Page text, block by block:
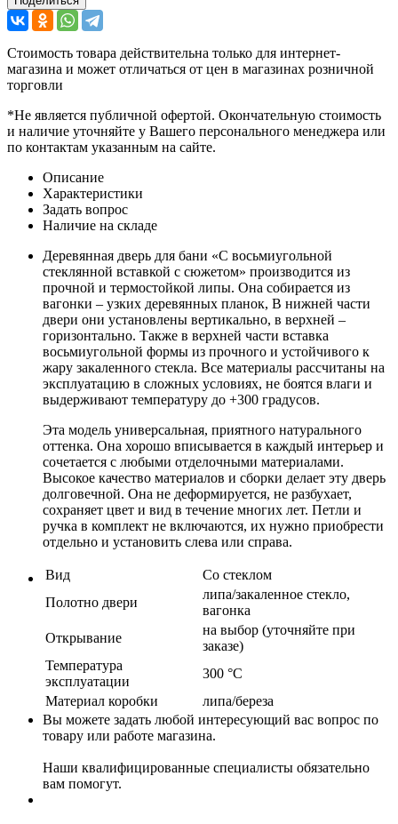
Стоимость товара действительна только для интернет-
магазина и может отличаться от цен в магазинах розничной
торговли
*Не является публичной офертой. Окончательную стоимость
и наличие уточняйте у Вашего персонального менеджера или
по контактам указанным на сайте.
Описание
Характеристики
Задать вопрос
Наличие на складе
Деревянная дверь для бани «С восьмиугольной
стеклянной вставкой с сюжетом» производится из
прочной и термостойкой липы. Она собирается из
вагонки – узких деревянных планок, В нижней части
двери они установлены вертикально, в верхней –
горизонтально. Также в верхней части вставка
восьмиугольной формы из прочного и устойчивого к
жару закаленного стекла. Все материалы рассчитаны на
эксплуатацию в сложных условиях, не боятся влаги и
выдерживают температуру до +300 градусов.
Эта модель универсальная, приятного натурального
оттенка. Она хорошо вписывается в каждый интерьер и
сочетается с любыми отделочными материалами.
Высокое качество материалов и сборки делает эту дверь
долговечной. Она не деформируется, не разбухает,
сохраняет цвет и вид в течение многих лет. Петли и
ручка в комплект не включаются, их нужно приобрести
отдельно и установить слева или справа.
Вид
Со стеклом
Полотно двери
липа/закаленное стекло,
вагонка
Открывание
на выбор (уточняйте при
заказе)
Температура
эксплуатации
300 °C
Материал коробки
липа/береза
Вы можете задать любой интересующий вас вопрос по
товару или работе магазина.
Наши квалифицированные специалисты обязательно
вам помогут.